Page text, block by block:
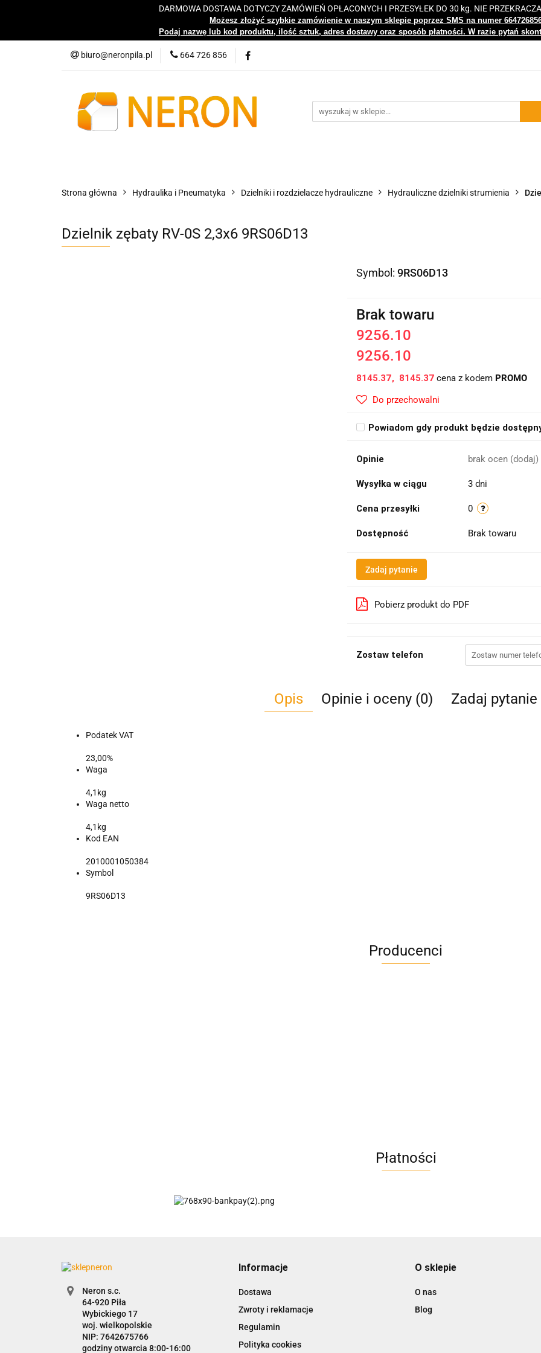
DARMOWA DOSTAWA DOTYCZY ZAMÓWIEŃ OPŁACONYCH I PRZESYŁEK DO 30 kg. NIE
Możesz złożyć szybkie zamówienie w naszym sklepie poprzez SMS na numer
Podaj nazwę lub kod produktu, ilość sztuk, adres dostawy oraz sposób płatności. W razie pytań
biuro@neronpila.pl 664 726 856
Katalogi Nowości Bestsellery Kontakt Centrum
Strona główna Hydraulika i Pneumatyka Dzielniki i rozdzielacze hydrauliczne Hydrauliczne dzielniki strumienia
Dzielnik zębaty RV-0S 2,3x6 9RS06D13
Symbol: 9RS06D13
Brak towaru
9256.10
9256.10
8145.37 8145.37cena z kodem PROMO
Do przechowalni
Powiadom gdy produkt będzie
Opinie brak ocen (dodaj)
Wysyłka w ciągu 3 dni
Cena przesyłki 0
Dostępność Brak towaru
Zadaj pytanie
Pobierz produkt do PDF
Zostaw telefon
Opis Opinie i oceny (0) Zadaj pytanie
Podatek VAT
23,00%
Waga
4,1kg
Waga netto
4,1kg
Kod EAN
2010001050384
Symbol
9RS06D13
Producenci
AC EasyLine
AIRTAC
Płatności
Neron s.c.
Wybickiego 17
woj. wielkopolskie
NIP: 7642675766
godziny otwarcia 8:00-16:00
Informacje
Dostawa
Zwroty i reklamacje
Regulamin
Polityka cookies
O sklepie
O nas
Blog